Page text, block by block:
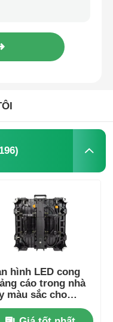
hình LED cong
cáo trong nhà
màu sắc cho
độ sáng
1000mcd